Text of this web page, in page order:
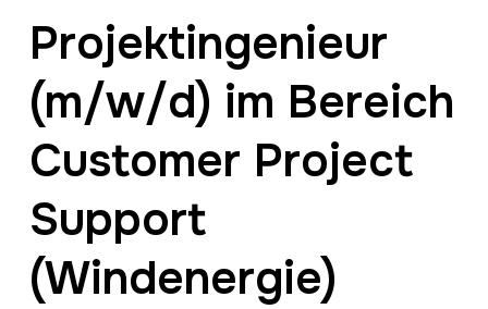
Projektingenieur
(m/w/d) im Bereich
Customer Project
Support
(Windenergie)